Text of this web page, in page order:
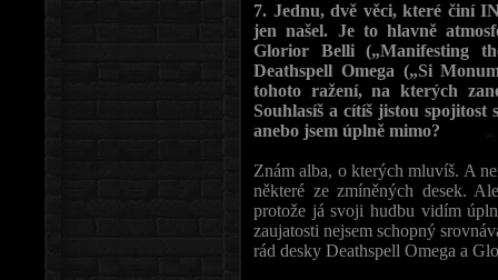
7. Jednu, dvě věci, které činí
jen našel. Je to hlavně
Glorior Belli („Manifesting
Deathspell Omega („Si
tohoto ražení, na kterých
Souhlasíš a cítíš jistou
anebo jsem úplně mimo?
Znám alba, o kterých mluvíš. A
některé ze zmíněných desek.
protože já svoji hudbu vidím
zaujatosti nejsem schopný
rád desky Deathspell Omega a